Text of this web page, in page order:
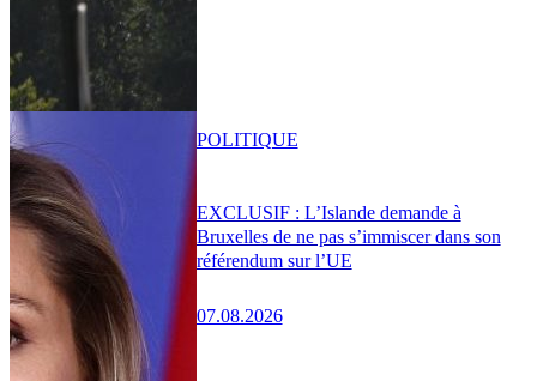
EXCLUSIF : L’Islande demande à
Bruxelles de ne pas s’immiscer dans son
référendum sur l’UE
07.08.2026
POLITIQUE